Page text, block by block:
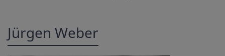
Jürgen Weber